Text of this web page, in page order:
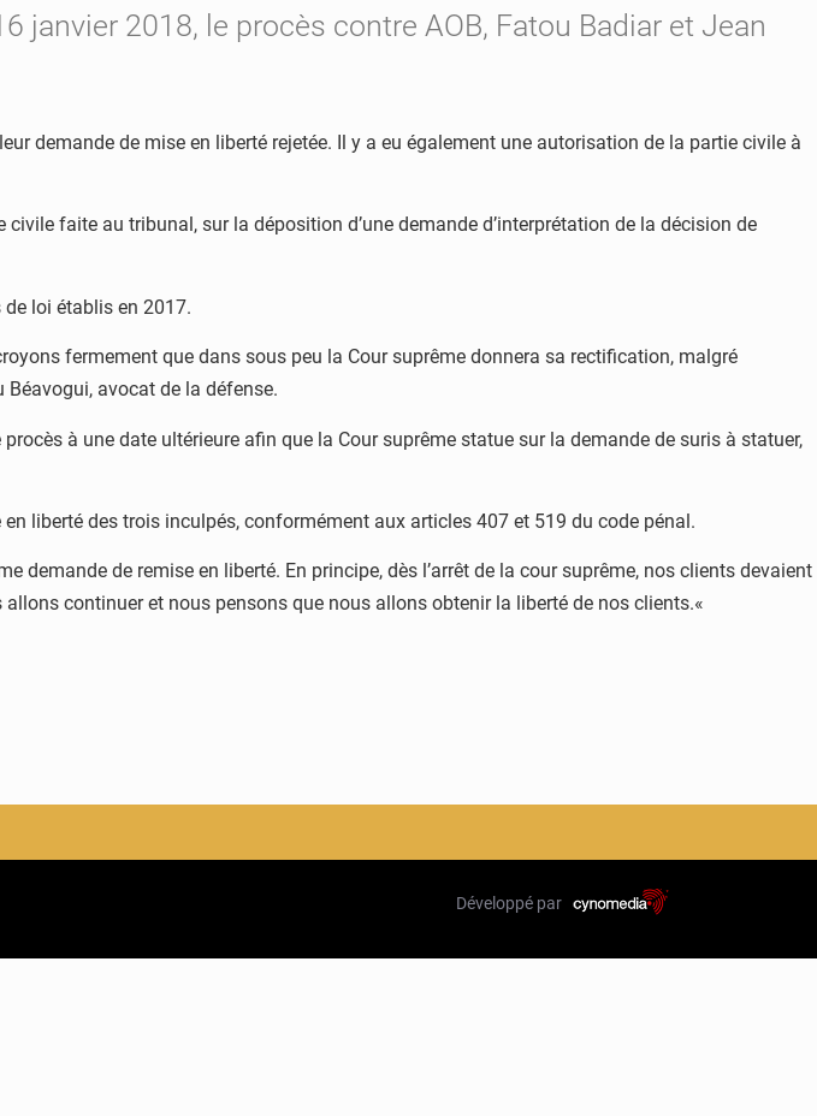
janvier 2018, le procès contre AOB, Fatou Badiar et Jean
demande de mise en liberté rejetée. Il y a eu également une autorisation de la partie civile à
faite au tribunal, sur la déposition d’une demande d’interprétation de la décision de
loi établis en 2017.
fermement que dans sous peu la Cour suprême donnera sa rectification, malgré
Béavogui, avocat de la défense.
à une date ultérieure afin que la Cour suprême statue sur la demande de suris à statuer,
liberté des trois inculpés, conformément aux articles 407 et 519 du code pénal.
de remise en liberté. En principe, dès l’arrêt de la cour suprême, nos clients devaient
continuer et nous pensons que nous allons obtenir la liberté de nos clients.«
Développé par